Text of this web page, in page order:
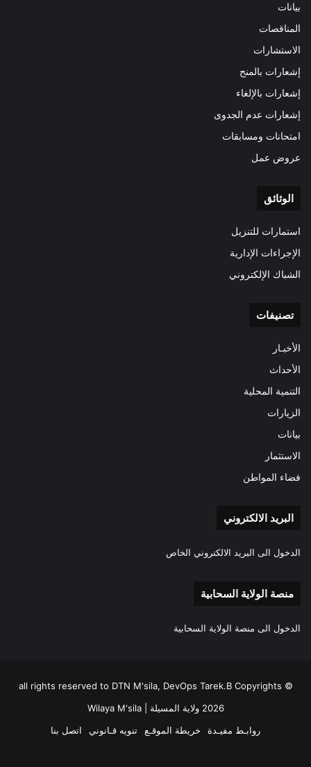
بيانات
المناقصات
الاستشارات
إشعارات بالمنح
إشعارات بالإلغاء
إشعارات عدم الجدوى
امتحانات ومسابقات
عروض عمل
الوثائق
استمارات للتنزيل
الإجراءات الإدارية
الشباك الإلكتروني
تصنيفات
الأخبـار
الأحداث
التنمية المحلية
الزيارات
بيانات
الاستثمار
فضاء المواطن
البريد الالكتروني
الدخول الى البريد الالكتروني الخاص
منصة الولاية السحابية
الدخول الى منصة الولاية السحابية
all rights reserved to DTN M'sila, DevOps Tarek.B Copyrights ©
2026 ولاية المسيلة | Wilaya M'sila
روابـط مفيـدة
خريطة الموقـع تنويه قـانوني اتصل بنا